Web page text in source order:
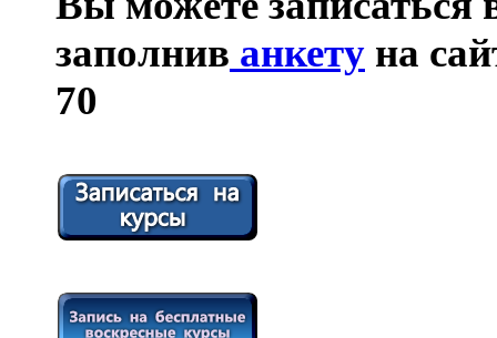
заполнив анкету на
70